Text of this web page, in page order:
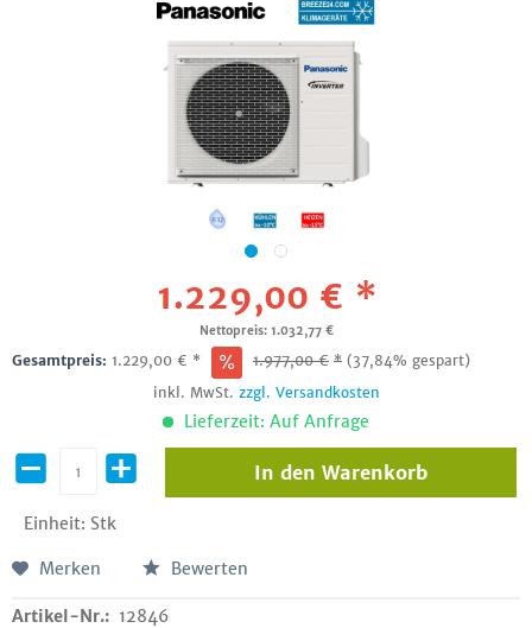
1.229,00 € *
Nettopreis: 1.032,77 €
Gesamtpreis: 1.229,00 € * 1.977,00€ * (37,84% gespart)
inkl. MwSt. zzgl. Versandkosten
Lieferzeit: Auf Anfrage
Einheit: Stk
In den Warenkorb
Merken Bewerten
Artikel-Nr.: 12846